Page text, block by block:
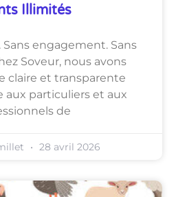
Illimités
Sans engagement. Sans
Soveur, nous avons
claire et transparente
particuliers et aux
de
28 avril 2026